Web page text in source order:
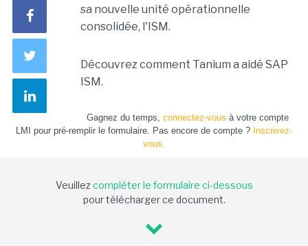
sa nouvelle unité opérationnelle
consolidée, l'ISM.
Découvrez comment Tanium a aidé SAP
ISM.
Gagnez du temps, connectez-vous à votre compte
LMI pour pré-remplir le formulaire. Pas encore de compte ? Inscrivez-
vous.
Veuillezcompléter le formulaire ci-dessous
pour télécharger ce document.